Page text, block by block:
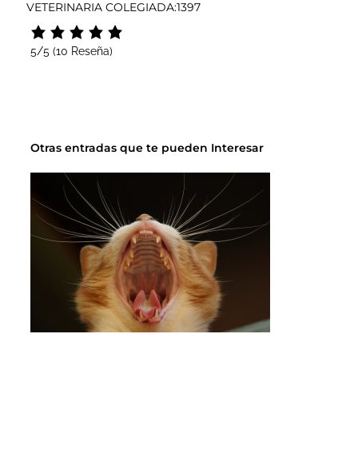
VETERINARIA COLEGIADA:1397
5/5 (10 Reseña)
Otras entradas que te pueden Interesar